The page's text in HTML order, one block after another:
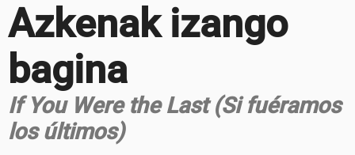
Azkenak izango
bagina
If You Were the Last (Si fuéramos
los últimos)